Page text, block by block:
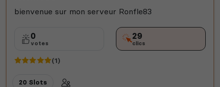
bienvenue sur mon serveur Ronfle83
0
votes
29
clics
(1)
20 Slots